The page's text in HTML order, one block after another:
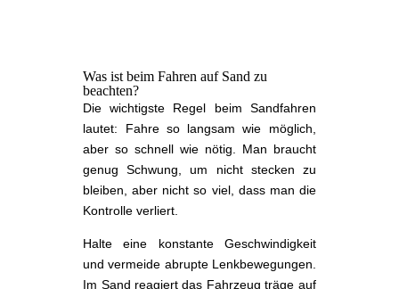
Was ist beim Fahren auf Sand zu
beachten?
Die wichtigste Regel beim Sandfahren
lautet: Fahre so langsam wie möglich,
aber so schnell wie nötig. Man braucht
genug Schwung, um nicht stecken zu
bleiben, aber nicht so viel, dass man die
Kontrolle verliert.
Halte eine konstante Geschwindigkeit
und vermeide abrupte Lenkbewegungen.
Im Sand reagiert das Fahrzeug träge auf